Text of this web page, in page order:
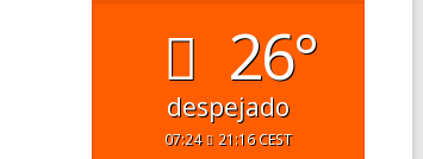
26°
despejado
07:24 21:16 CEST